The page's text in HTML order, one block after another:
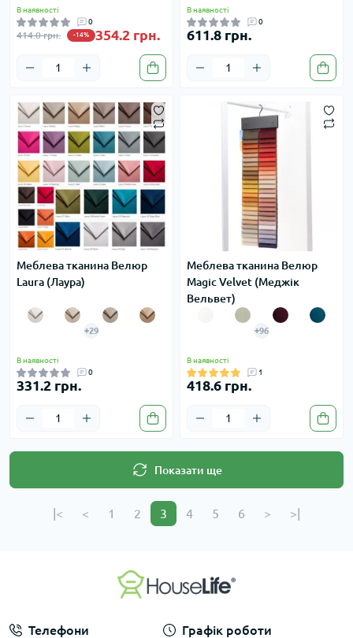
В наявності
0
414.0 грн. -14% 354.2 грн.
В наявності
0
611.8 грн.
Меблева тканина Велюр
Laura (Лаура)
+29
В наявності
0
331.2 грн.
Меблева тканина Велюр
Magic Velvet (Меджік
Вельвет)
+96
В наявності
1
418.6 грн.
Показати ще
|< < 1 2 3 4 5 6 > >|
Телефони Графік роботи